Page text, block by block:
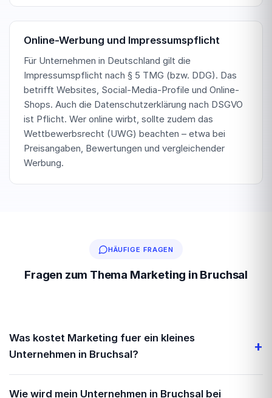
Online-Werbung und Impressumspflicht
Für Unternehmen in Deutschland gilt die
Impressumspflicht nach § 5 TMG (bzw. DDG). Das
betrifft Websites, Social-Media-Profile und Online-
Shops. Auch die Datenschutzerklärung nach DSGVO
ist Pflicht. Wer online wirbt, sollte zudem das
Wettbewerbsrecht (UWG) beachten – etwa bei
Preisangaben, Bewertungen und vergleichender
Werbung.
HÄUFIGE FRAGEN
Fragen zum Thema Marketing in Bruchsal
Was kostet Marketing fuer ein kleines
Unternehmen in Bruchsal?
Wie wird mein Unternehmen in Bruchsal bei